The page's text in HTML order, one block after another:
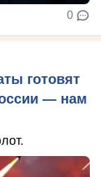
0
готовят
— нам